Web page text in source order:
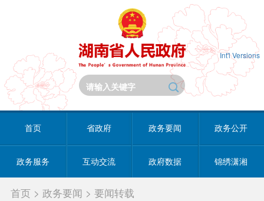
Int'l Versions
首页 省政府 政务要闻 政务公开
政务服务 互动交流 政府数据 锦绣潇湘
首页 >政务要闻 >要闻转载